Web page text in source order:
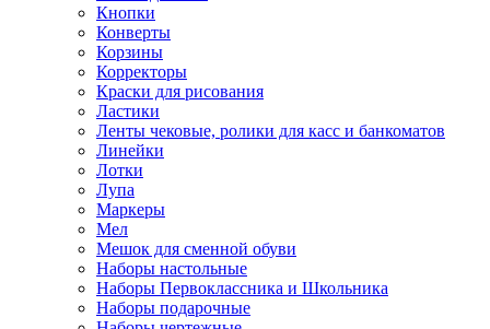
Кнопки
Конверты
Корзины
Корректоры
Краски для рисования
Ластики
Ленты чековые, ролики для касс и банкоматов
Линейки
Лотки
Лупа
Маркеры
Мел
Мешок для сменной обуви
Наборы настольные
Наборы Первоклассника и Школьника
Наборы подарочные